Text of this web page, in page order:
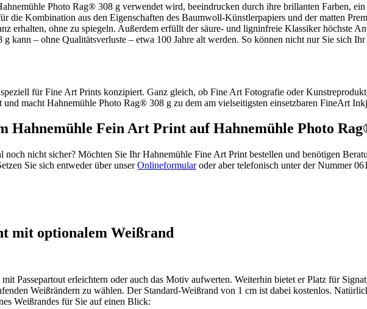
Photo Rag® 308 g verwendet wird, beeindrucken durch ihre brillanten Farben,
die Kombination aus den Eigenschaften des Baumwoll-Künstlerpapiers und der matten
erhalten, ohne zu spiegeln. Außerdem erfüllt der säure- und ligninfreie Klassiker höchste
kann – ohne Qualitätsverluste – etwa 100 Jahre alt werden. So können nicht nur Sie sich
für Fine Art Prints konzipiert. Ganz gleich, ob Fine Art Fotografie oder
macht Hahnemühle Photo Rag® 308 g zu dem am vielseitigsten einsetzbaren FineArt
Hahnemühle Fein Art Print auf Hahnemühle Photo
noch nicht sicher? Möchten Sie Ihr Hahnemühle Fine Art Print bestellen und benötigen
Sie sich entweder über unserOnlineformularoder aber telefonisch unter der Nummer
mit optionalem Weißrand
Passepartout erleichtern oder auch das Motiv aufwerten. Weiterhin bietet er Platz für
Weißrändern zu wählen. Der Standard-Weißrand von 1 cm ist dabei kostenlos.
Weißrandes für Sie auf einen Blick: